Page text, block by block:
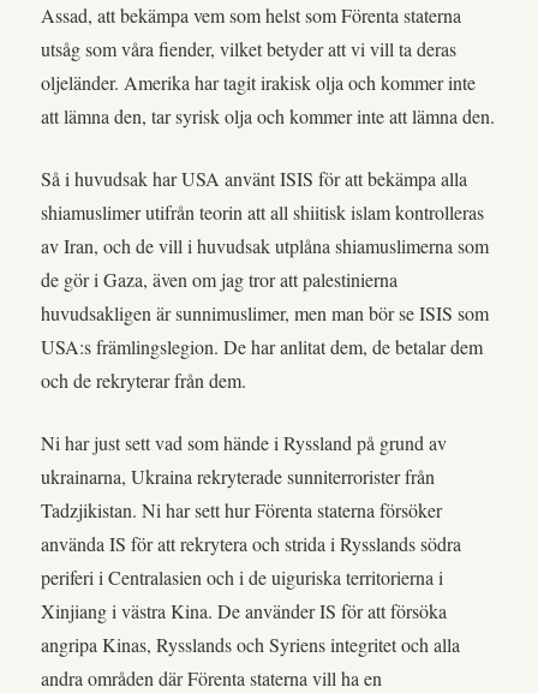
Assad, att bekämpa vem som helst som Förenta staterna
utsåg som våra fiender, vilket betyder att vi vill ta deras
oljeländer. Amerika har tagit irakisk olja och kommer inte
att lämna den, tar syrisk olja och kommer inte att lämna den.
Så i huvudsak har USA använt ISIS för att bekämpa alla
shiamuslimer utifrån teorin att all shiitisk islam kontrolleras
av Iran, och de vill i huvudsak utplåna shiamuslimerna som
de gör i Gaza, även om jag tror att palestinierna
huvudsakligen är sunnimuslimer, men man bör se ISIS som
USA:s främlingslegion. De har anlitat dem, de betalar dem
och de rekryterar från dem.
Ni har just sett vad som hände i Ryssland på grund av
ukrainarna, Ukraina rekryterade sunniterrorister från
Tadzjikistan. Ni har sett hur Förenta staterna försöker
använda IS för att rekrytera och strida i Rysslands södra
periferi i Centralasien och i de uiguriska territorierna i
Xinjiang i västra Kina. De använder IS för att försöka
angripa Kinas, Rysslands och Syriens integritet och alla
andra områden där Förenta staterna vill ha en